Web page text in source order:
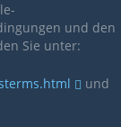
und den
Sie unter:
und